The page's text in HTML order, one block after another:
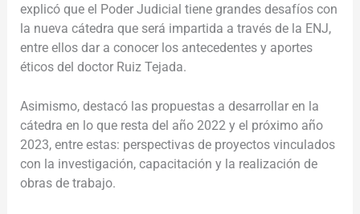
explicó que el Poder Judicial tiene grandes desafíos con
la nueva cátedra que será impartida a través de la ENJ,
entre ellos dar a conocer los antecedentes y aportes
éticos del doctor Ruiz Tejada.
Asimismo, destacó las propuestas a desarrollar en la
cátedra en lo que resta del año 2022 y el próximo año
2023, entre estas: perspectivas de proyectos vinculados
con la investigación, capacitación y la realización de
obras de trabajo.